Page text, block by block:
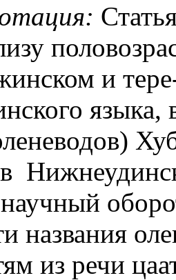
и
языка,
названия
из речи